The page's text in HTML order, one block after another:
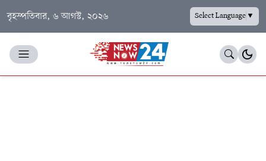
বৃহস্পতিবার, ৬ আগস্ট, ২০২৬ Select Language▼